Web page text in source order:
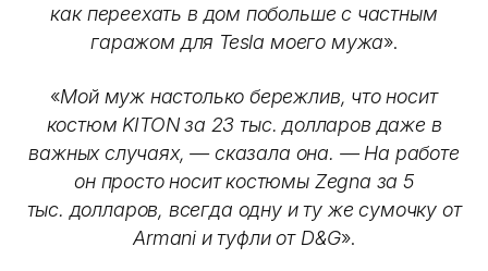
как переехать в дом побольше с частным
гаражом для Tesla моего мужа».
«Мой муж настолько бережлив, что носит
костюм KITON за 23 тыс. долларов даже в
важных случаях, — сказала она. — На работе
он просто носит костюмы Zegna за 5
тыс. долларов, всегда одну и ту же сумочку от
Armani и туфли от D&G».